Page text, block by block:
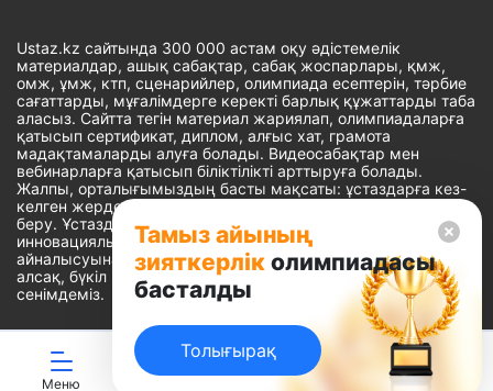
Тамыз айының
зияткерлік олимпиадасы
басталды
Толығырақ
Меню Ойындар Дайын ҚМЖ
Ustaz.kz сайтында 300 000 астам оқу әдістемелік
материалдар, ашық сабақтар, сабақ жоспарлары, қмж,
омж, ұмж, ктп, сценарийлер, олимпиада есептерін, тәрбие
сағаттарды, мұғалімдерге керекті барлық құжаттарды таба
аласыз. Сайтта тегін материал жариялап, олимпиадаларға
қатысып сертификат, диплом, алғыс хат, грамота
мадақтамаларды алуға болады. Видеосабақтар мен
вебинарларға қатысып біліктілікті арттыруға болады.
Жалпы, орталығымыздың басты мақсаты: ұстаздарға кез-
келген жерде, кез-келген уақытта білім алуына мүмкіндік
беру. Ұстаздардың барлық өзекті мәселелеріне
инновациялық шешім тауып, шығармашылық жұмыспен
айналысуына уақыт сыйлау. «Ұстаздарға сапалы білім бере
алсақ, бүкіл Қазақ еліне білім бере аламыз» - деген
сенімдеміз.
Сайт Peaksoft веб-студиясында жасалған - Peaksoft.kz